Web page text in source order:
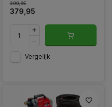
399,95
379,95
Vergelijk